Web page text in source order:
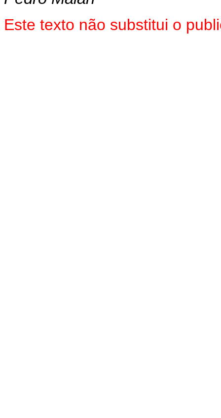
Este texto não substitui o